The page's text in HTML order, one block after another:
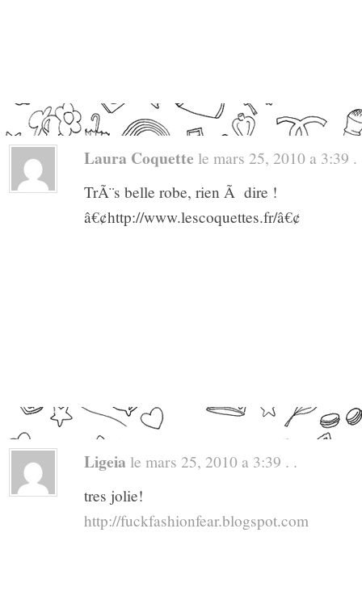
Laura Coquette le mars 25, 2010 a 3:39 .
TrÃ¨s belle robe, rien Ã dire !
â€¢http://www.lescoquettes.fr/â€¢
Ligeia le mars 25, 2010 a 3:39 . .
tres jolie!
http://fuckfashionfear.blogspot.com